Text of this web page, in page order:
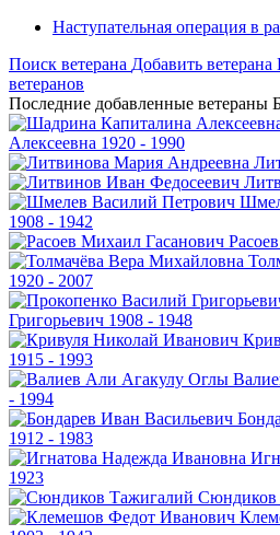
Наступательная операция в
Поиск ветерана Добавить ветерана
ветеранов
Последние добавленные ветераны
Алексеевна 1920 - 1990
1908 - 1942
Расоев
1920 - 2007
Григорьевич 1908 - 1948
1915 - 1993
- 1994
1912 - 1983
1923
Сюндиков